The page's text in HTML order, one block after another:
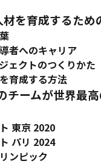
を育成するため
者へのキャリア
ェクトのつくりかた
育成する方法
ームが世界最高
東京 2020
パリ 2024
ンピック